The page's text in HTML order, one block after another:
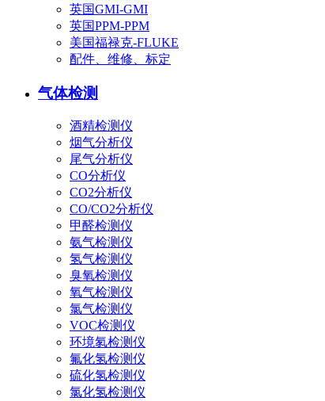
英国GMI-GMI
英国PPM-PPM
美国福禄克-FLUKE
配件、维修、标定
气体检测
酒精检测仪
烟气分析仪
尾气分析仪
CO分析仪
CO2分析仪
CO/CO2分析仪
甲醛检测仪
氨气检测仪
氢气检测仪
臭氧检测仪
氧气检测仪
氯气检测仪
VOC检测仪
环境氡检测仪
氟化氢检测仪
硫化氢检测仪
氯化氢检测仪